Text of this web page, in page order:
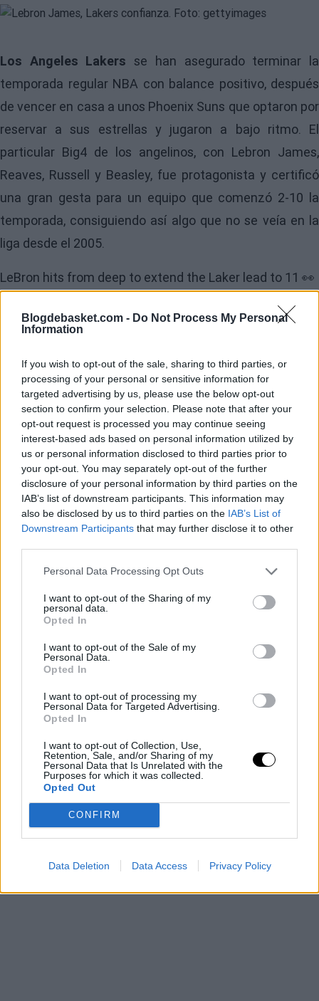
Blogdebasket.com - Do Not Process My Personal
Information
If you wish to opt-out of the sale, sharing to third parties, or
processing of your personal or sensitive information for
targeted advertising by us, please use the below opt-out
section to confirm your selection. Please note that after your
opt-out request is processed you may continue seeing
interest-based ads based on personal information utilized by
us or personal information disclosed to third parties prior to
your opt-out. You may separately opt-out of the further
disclosure of your personal information by third parties on the
IAB’s list of downstream participants. This information may
also be disclosed by us to third parties on the IAB’s List of
Downstream Participants that may further disclose it to other
Personal Data Processing Opt Outs
I want to opt-out of the Sharing of my
personal data.
Opted In
I want to opt-out of the Sale of my
Personal Data.
Opted In
I want to opt-out of processing my
Personal Data for Targeted Advertising.
Opted In
I want to opt-out of Collection, Use,
Retention, Sale, and/or Sharing of my
Personal Data that Is Unrelated with the
Purposes for which it was collected.
Opted Out
CONFIRM
Data Deletion Data Access Privacy Policy
Los Angeles Lakers se han asegurado terminar la
temporada regular NBA con balance positivo, después
de vencer en casa a unos Phoenix Suns que optaron por
reservar a sus estrellas y jugaron a bajo ritmo. El
particular Big4 de los angelinos, con Lebron James,
Reaves, Russell y Beasley, fue protagonista y certificó
una gran gesta para un equipo que comenzó 2-10 la
temporada, consiguiendo así algo que no se veía en la
liga desde el 2005.
LeBron hits from deep to extend the Laker lead to 11 👀
📺: Live on NBA TVpic.twitter.com/APcKu5T2CM
— NBA (@NBA)April 8, 2023